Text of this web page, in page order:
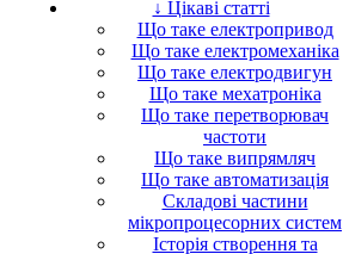
↓ Цікаві статті
Що таке електропривод
Що таке електромеханіка
Що таке електродвигун
Що таке мехатроніка
Що таке перетворювач
частоти
Що таке випрямляч
Що таке автоматизація
Складові частини
мікропроцесорних систем
Історія створення та